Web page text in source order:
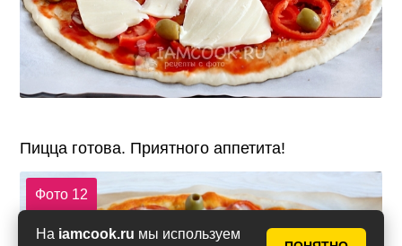
На iamcook.ru мы используем
Пицца готова. Приятного аппетита!
Фото 12